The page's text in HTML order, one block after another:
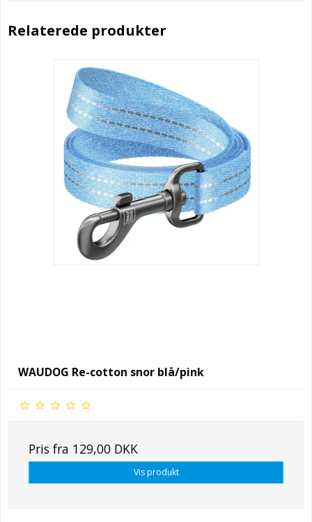
Relaterede produkter
WAUDOG Re-cotton snor blå/pink
Pris fra 129,00 DKK
Vis produkt